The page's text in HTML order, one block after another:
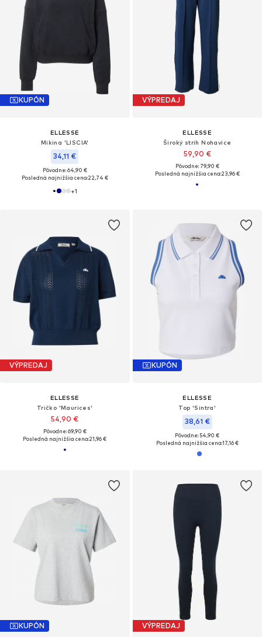
KUPÓN
ELLESSE
Mikina 'LISCIA'
34,11 €
Pôvodne: 64,90 €
Posledná najnižšia cena:22,74 €
+1
VÝPREDAJ
ELLESSE
Široký strih Nohavice
59,90 €
Pôvodne: 79,90 €
Posledná najnižšia cena:23,96 €
VÝPREDAJ
ELLESSE
Tričko 'Maurices'
54,90 €
Pôvodne: 69,90 €
Posledná najnižšia cena:21,96 €
KUPÓN
ELLESSE
Top 'Sintra'
38,61 €
Pôvodne: 54,90 €
Posledná najnižšia cena:17,16 €
KUPÓN VÝPREDAJ